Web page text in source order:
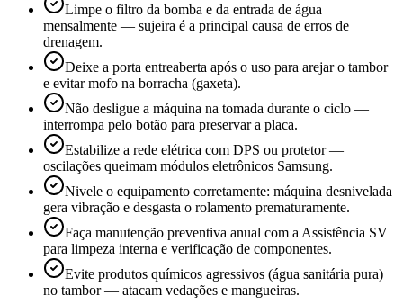
Limpe o filtro da bomba e da entrada de água
mensalmente — sujeira é a principal causa de erros de
drenagem.
Deixe a porta entreaberta após o uso para arejar o tambor
e evitar mofo na borracha (gaxeta).
Não desligue a máquina na tomada durante o ciclo —
interrompa pelo botão para preservar a placa.
Estabilize a rede elétrica com DPS ou protetor —
oscilações queimam módulos eletrônicos Samsung.
Nivele o equipamento corretamente: máquina desnivelada
gera vibração e desgasta o rolamento prematuramente.
Faça manutenção preventiva anual com a Assistência SV
para limpeza interna e verificação de componentes.
Evite produtos químicos agressivos (água sanitária pura)
no tambor — atacam vedações e mangueiras.